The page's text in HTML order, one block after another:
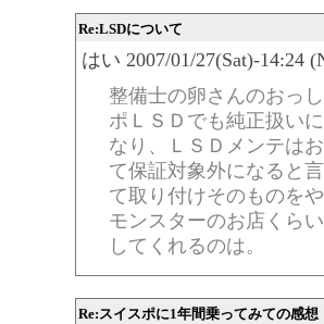
Re:LSDについて
はい 2007/01/27(Sat)-14:24
整備士の卵さんのおっ
ポＬＳＤでも純正扱い
なり、ＬＳＤメンテは
て保証対象外になると
て取り付けそのものを
モンスターのお店くら
してくれるのは。
Re:スイスポに1年間乗ってみての感想